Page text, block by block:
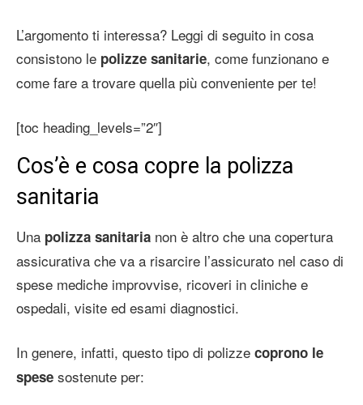
L’argomento ti interessa? Leggi di seguito in cosa
consistono le polizze sanitarie, come funzionano e
come fare a trovare quella più conveniente per te!
[toc heading_levels=”2″]
Cos’è e cosa copre la polizza
sanitaria
Una polizza sanitaria non è altro che una copertura
assicurativa che va a risarcire l’assicurato nel caso di
spese mediche improvvise, ricoveri in cliniche e
ospedali, visite ed esami diagnostici.
In genere, infatti, questo tipo di polizze coprono le
spese sostenute per: